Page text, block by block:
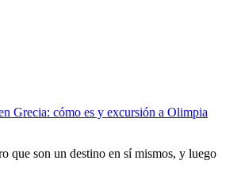
Grecia: cómo es y excursión a Olimpia
que son un destino en sí mismos, y luego